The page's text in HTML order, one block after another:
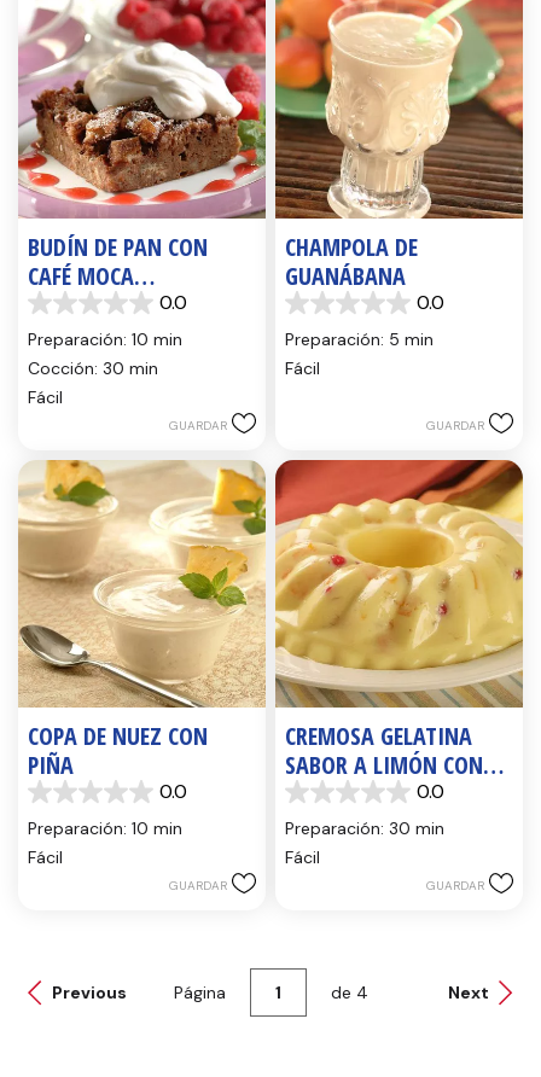
BUDÍN DE PAN CON
CAFÉ MOCA
(CAPIROTADA CON CAFÉ
MOCA)
0.0
0.0
de
estrellas.
Preparación: 10 min
Cocción: 30 min
Fácil
GUARDAR
CHAMPOLA DE
GUANÁBANA
0.0
0.0
de
estrellas.
Preparación: 5 min
Fácil
GUARDAR
COPA DE NUEZ CON
PIÑA
0.0
0.0
de
estrellas.
Preparación: 10 min
Fácil
GUARDAR
CREMOSA GELATINA
SABOR A LIMÓN CON
FRUTAS DE LA FAMILIA
REYES
0.0
0.0
de
estrellas.
Preparación: 30 min
Fácil
GUARDAR
Previous Página de 4 Next